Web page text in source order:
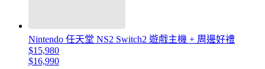
Nintendo 任天堂 NS2 Switch2 遊戲主機 + 周邊好禮
$15,980
$16,990